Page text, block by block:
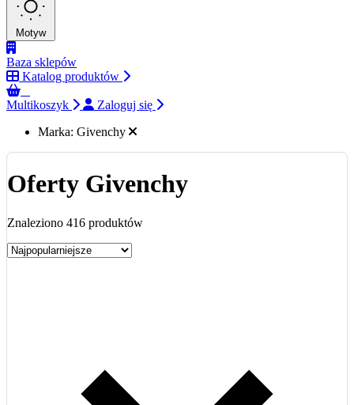
Motyw
Baza sklepów
Katalog produktów
Multikoszyk
Zaloguj się
Marka: Givenchy
Oferty Givenchy
Znaleziono 416 produktów